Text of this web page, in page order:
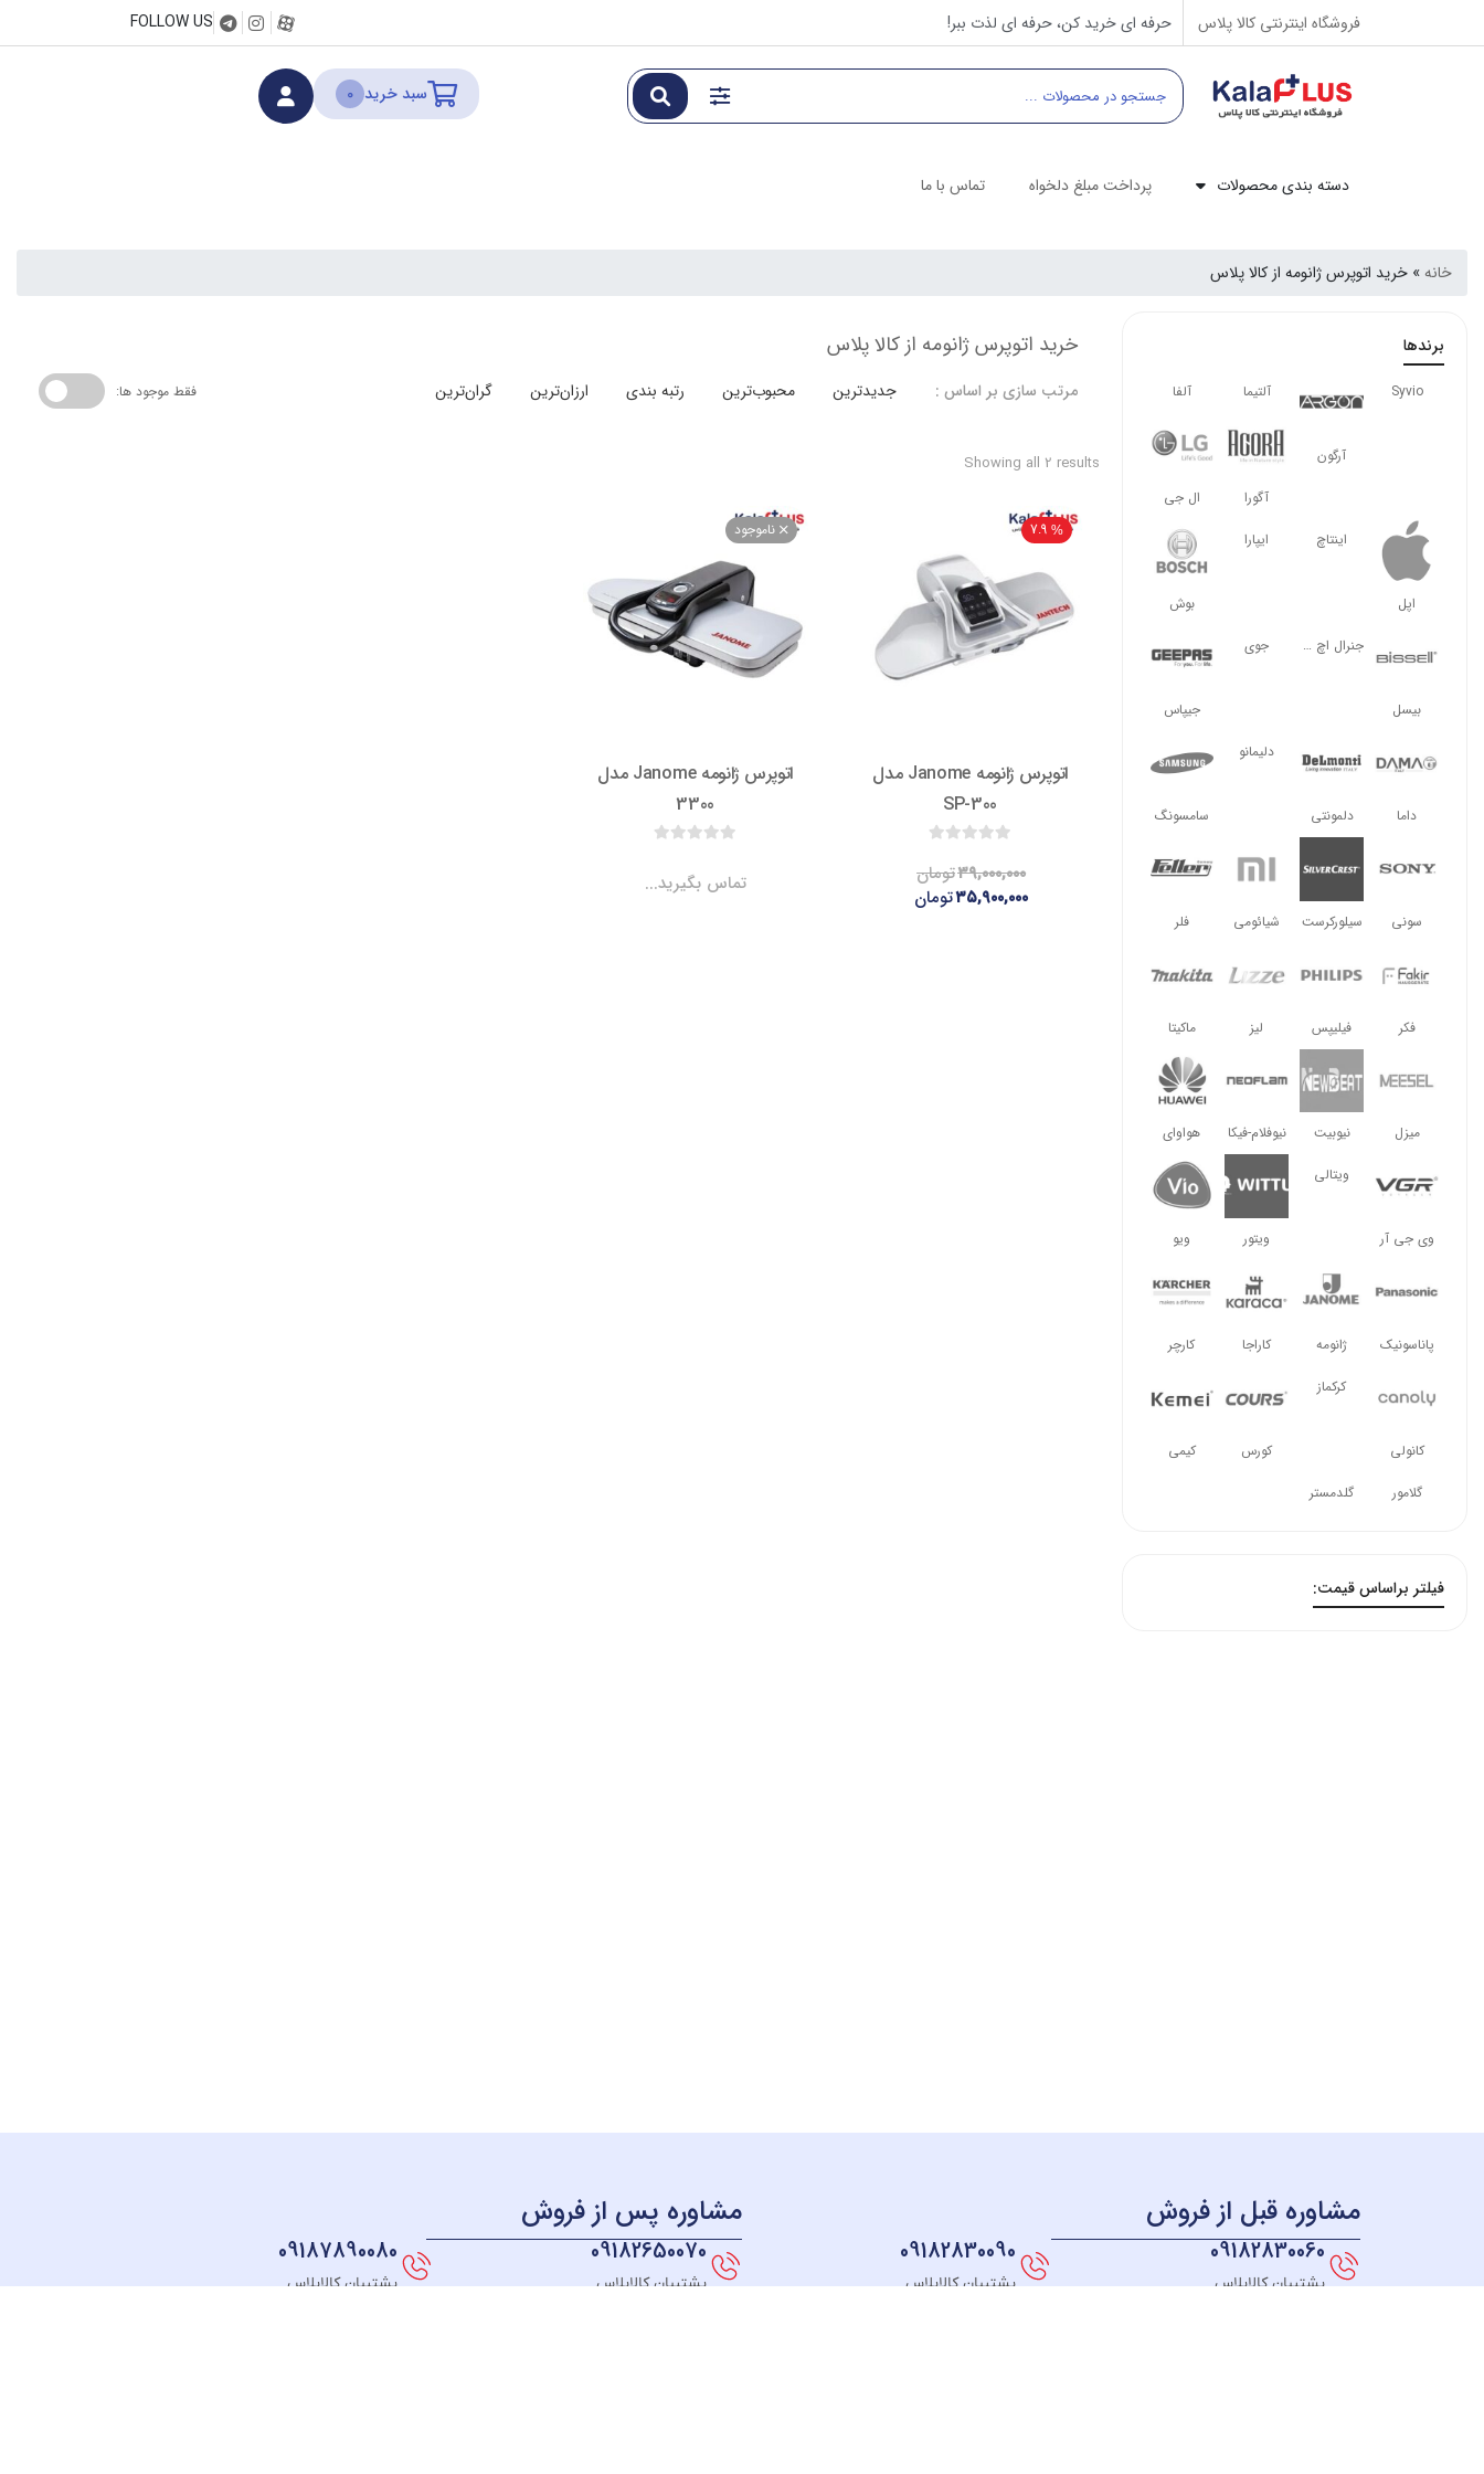
فروشگاه اینترنتی کالا پلاس حرفه ای خرید کن، حرفه ای لذت ببر! FOLLOW US
سبد خرید 0
دسته بندی محصولات پرداخت مبلغ دلخواه تماس با ما
خانه» خرید اتوپرس ژانومه از کالا پلاس
خرید اتوپرس ژانومه از کالا پلاس
مرتب سازی بر اساس : جدیدترین محبوب‌ترین رتبه بندی ارزان‌ترین گران‌ترین فقط موجود ها:
Showing all 2 results
7.9
اتوپرس ژانومه Janome مدل
SP-300
تومان۳۹,۰۰۰,۰۰۰
تومان۳۵,۹۰۰,۰۰۰
ناموجود
اتوپرس ژانومه Janome مدل
3300
تماس بگیرید...
برندها
Syvio
آرگون
آلتیما آلفا
آگورا ال جی
اپل
اینتاچ ایپارا
بوش
بیسل
جنرال اچ ال جوی
جیپاس
داما دلمونتی
دلیمانو
سامسونگ
سونی سیلورکرست شیائومی فلر
فکر فیلیپس لیز ماکیتا
میزل نیوبیت نیوفلام-فیکا هواوای
وی جی آر
ویتالی
ویتور ویو
پاناسونیک ژانومه کاراجا کارچر
کانولی
کرکماز
کورس
کیمی
گلامور
گلدمستر
فیلتر براساس قیمت:
مشاوره قبل از فروش
09182830060
پشتیبان کالاپلاس
09182830090
پشتیبان کالاپلاس
مشاوره پس از فروش
09182650070
پشتیبان کالاپلاس
09187890080
پشتیبان کالاپلاس